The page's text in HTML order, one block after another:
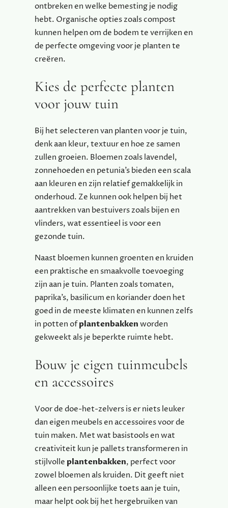
ontbreken en welke bemesting je nodig
hebt. Organische opties zoals compost
kunnen helpen om de bodem te verrijken en
de perfecte omgeving voor je planten te
creëren.
Kies de perfecte planten
voor jouw tuin
Bij het selecteren van planten voor je tuin,
denk aan kleur, textuur en hoe ze samen
zullen groeien. Bloemen zoals lavendel,
zonnehoeden en petunia’s bieden een scala
aan kleuren en zijn relatief gemakkelijk in
onderhoud. Ze kunnen ook helpen bij het
aantrekken van bestuivers zoals bijen en
vlinders, wat essentieel is voor een
gezonde tuin.
Naast bloemen kunnen groenten en kruiden
een praktische en smaakvolle toevoeging
zijn aan je tuin. Planten zoals tomaten,
paprika’s, basilicum en koriander doen het
goed in de meeste klimaten en kunnen zelfs
in potten ofplantenbakkenworden
gekweekt als je beperkte ruimte hebt.
Bouw je eigen tuinmeubels
en accessoires
Voor de doe-het-zelvers is er niets leuker
dan eigen meubels en accessoires voor de
tuin maken. Met wat basistools en wat
creativiteit kun je pallets transformeren in
stijlvolle plantenbakken, perfect voor
zowel bloemen als kruiden. Dit geeft niet
alleen een persoonlijke toets aan je tuin,
maar helpt ook bij het hergebruiken van